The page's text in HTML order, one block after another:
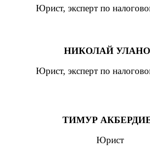
Юрист, эксперт по
НИКОЛАЙ
Юрист, эксперт по
ТИМУР
Юрист